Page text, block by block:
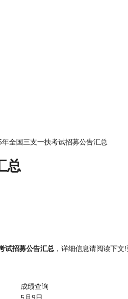
全国三支一扶考试招募公告汇总
总
试招募公告汇总 ，详细信息请阅读下
成绩查询